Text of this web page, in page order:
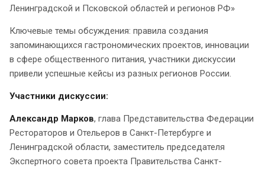
Ленинградской и Псковской областей и регионов РФ»
Ключевые темы обсуждения: правила создания
запоминающихся гастрономических проектов, ️инновации
в сфере общественного питания, участники дискуссии
привели успешные кейсы из разных регионов России.
Участники дискуссии:
Александр Марков, глава Представительства Федерации
Рестораторов и Отельеров в Санкт-Петербурге и
Ленинградской области, заместитель председателя
Экспертного совета проекта Правительства Санкт-